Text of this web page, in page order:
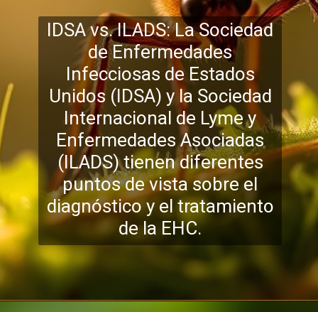
IDSA vs. ILADS: La Sociedad
de Enfermedades
Infecciosas de Estados
Unidos (IDSA) y la Sociedad
Internacional de Lyme y
Enfermedades Asociadas
(ILADS) tienen diferentes
puntos de vista sobre el
diagnóstico y el tratamiento
de la EHC.